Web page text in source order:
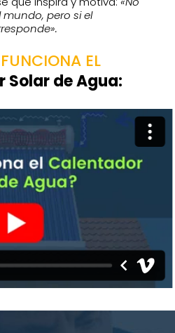
pero si el
EL
Solar de Agua: